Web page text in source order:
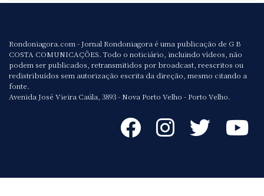
Rondoniagora.com - Jornal Rondoniagora é uma publicação de G B
COSTA COMUNICAÇÕES. Todo o noticiário, incluindo vídeos, não
podem ser publicados, retransmitidos por broadcast, reescritos ou
redistribuídos sem autorização escrita da direção, mesmo citando a
fonte.
Avenida José Vieira Caúla, 3893 - Nova Porto Velho - Porto Velho.